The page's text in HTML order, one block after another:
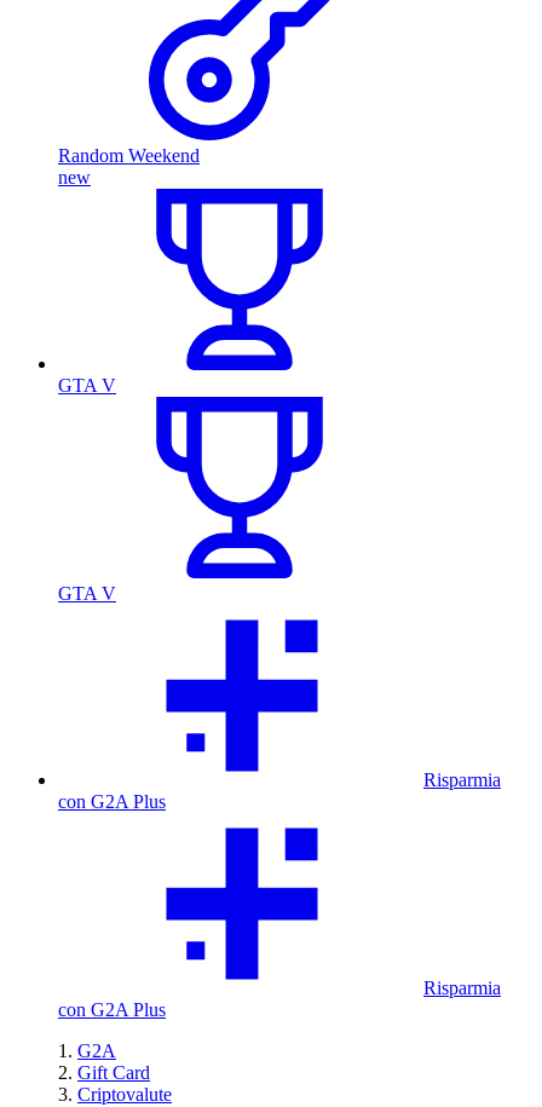
Random Weekend
new
GTA V
GTA V
Risparmia
con G2A Plus
Risparmia
con G2A Plus
G2A
Gift Card
Criptovalute